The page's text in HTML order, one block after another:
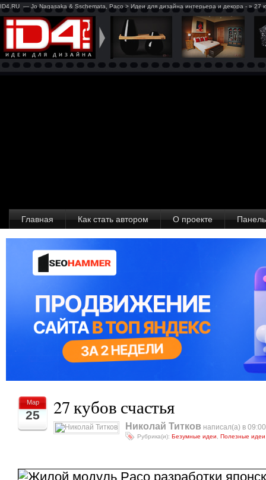
ID4.RU — Jo Nagasaka & Sschemata, Paco > Идеи для дизайна интерьера и декора - » 27
Главная Как стать автором О проекте
Мар
25 27 кубов счастья
Николай Титков написал(а) в 09:00
Рубрика(и): Безумные идеи Полезные идеи